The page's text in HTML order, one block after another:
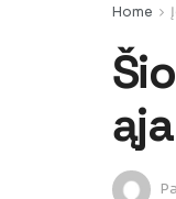
Home